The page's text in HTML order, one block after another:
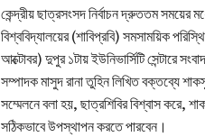
কেন্দ্রীয় ছাত্রসংসদ নির্বাচন দ্রুততম সময়ের
বিশ্ববিদ্যালয়ের (শাবিপ্রবি) সমসাময়িক
আক্টোবর) দুপুর ১টায় ইউনিভার্সিটি সেন্টারে
সম্পাদক মাসুদ রানা তুহিন লিখিত বক্তব্যে
সম্মেলনে বলা হয়, ছাত্রশিবির বিশ্বাস করে,
সঠিকভাবে উপস্থাপন করতে পারবেন।